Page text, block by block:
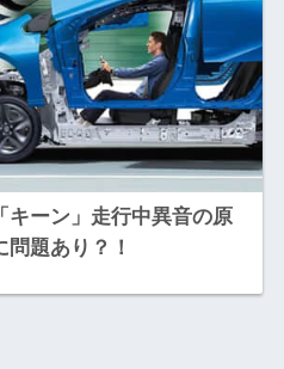
キーン」走行中異音の原
題あり？！